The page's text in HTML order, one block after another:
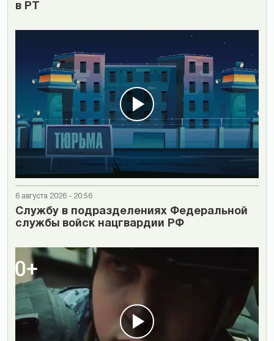
в РТ
6 августа 2026 - 20:56
Cлужбу в подразделениях Федеральной
службы войск нацгвардии РФ